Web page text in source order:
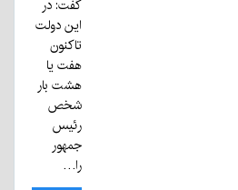
گفت: در
این دولت
تاکنون
هفت یا
هشت بار
شخص
رئیس
جمهور
را…